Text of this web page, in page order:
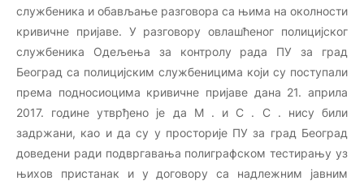
службеника и обављање разговора са њима на околности
кривичне пријаве. У разговору овлашћеног полицијског
службеника Одељења за контролу рада ПУ за град
Београд са полицијским службеницима који су поступали
према подносиоцима кривичне пријаве дана 21. априла
2017. године утврђено је да М . и С . С . нису били
задржани, као и да су у просторије ПУ за град Београд
доведени ради подвргавања полиграфском тестирању уз
њихов пристанак и у договору са надлежним јавним